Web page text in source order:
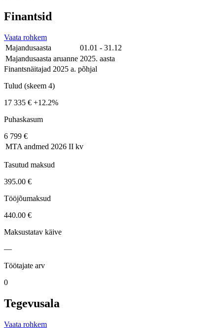
Finantsid
Vaata rohkem
Majandusaasta
01.01 - 31.12
Majandusaasta aruanne 2025. aasta
Finantsnäitajad 2025 a. põhjal
Tulud (skeem 4)
17 335 € +12.2%
Puhaskasum
6 799 €
MTA andmed 2026 II kv
Tasutud maksud
395.00 €
Tööjõumaksud
440.00 €
Maksustatav käive
—
Töötajate arv
0
Tegevusala
Vaata rohkem